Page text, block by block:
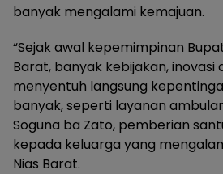
banyak mengalami kemajuan.
“Sejak awal kepemimpinan
Barat, banyak kebijakan,
menyentuh langsung
banyak, seperti layanan
Soguna ba Zato, pemberian
kepada keluarga yang
Nias Barat.